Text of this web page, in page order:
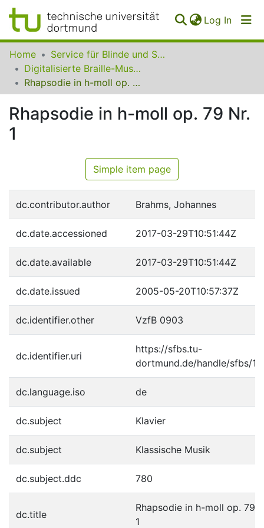
Log In
Communities
Collections
FAQ
Home
Service für Blinde und Sehbehinderte der UB Dortmund
Digitalisierte Braille-Musik-Matrizen des VzfB
Rhapsodie in h-moll op. 79 Nr. 1
Rhapsodie in h-moll op. 79 Nr.
1
Simple item page
dc.contributor.author Brahms, Johannes
dc.date.accessioned 2017-03-29T10:51:44Z
dc.date.available 2017-03-29T10:51:44Z
dc.date.issued 2005-05-20T10:57:37Z
dc.identifier.other VzfB 0903
dc.identifier.uri
https://sfbs.tu-
dortmund.de/handle/sfbs/
dc.language.iso de
dc.subject Klavier
dc.subject Klassische Musik
dc.subject.ddc 780
dc.title
Rhapsodie in h-moll op. 79
1